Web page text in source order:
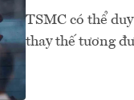
TSMC có thể
thay thế tương